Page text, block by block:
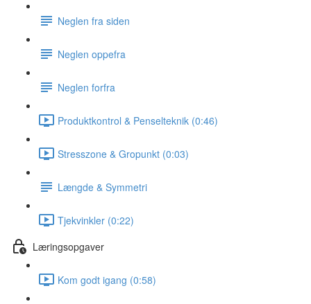
Neglen fra siden
Neglen oppefra
Neglen forfra
Produktkontrol & Penselteknik (0:46)
Stresszone & Gropunkt (0:03)
Længde & Symmetri
Tjekvinkler (0:22)
Læringsopgaver
Kom godt igang (0:58)